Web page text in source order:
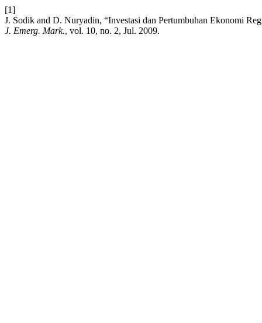
[1]
J. Sodik and D. Nuryadin, “Investasi dan Pertumbuhan Ekonomi
J. Emerg. Mark., vol. 10, no. 2, Jul. 2009.